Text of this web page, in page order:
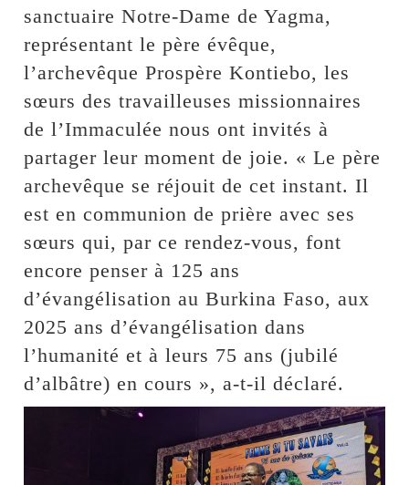
sanctuaire Notre-Dame de Yagma,
représentant le père évêque,
l’archevêque Prospère Kontiebo, les
sœurs des travailleuses missionnaires
de l’Immaculée nous ont invités à
partager leur moment de joie. « Le père
archevêque se réjouit de cet instant. Il
est en communion de prière avec ses
sœurs qui, par ce rendez-vous, font
encore penser à 125 ans
d’évangélisation au Burkina Faso, aux
2025 ans d’évangélisation dans
l’humanité et à leurs 75 ans (jubilé
d’albâtre) en cours », a-t-il déclaré.